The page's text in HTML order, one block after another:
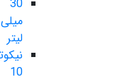
30
میلی
لیتر
10